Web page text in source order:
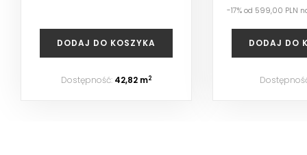
DODAJ DO KOSZYKA
Dostępność: 42,82 m2
-17% od 599,00 PLN
DODAJ DO